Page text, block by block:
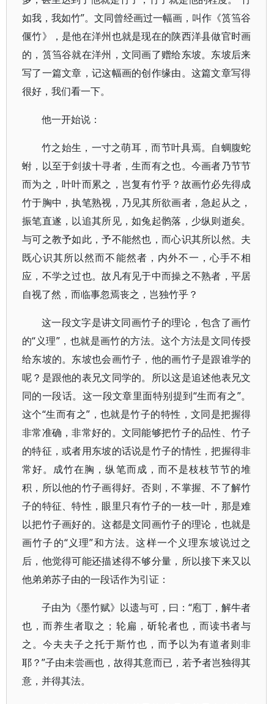
如我，我如竹”。文同曾经画过一幅画，叫作《筼筜谷
偃竹》，是他在洋州也就是现在的陕西洋县做官时画
的，筼筜谷就在洋州，文同画了赠给东坡。东坡后来
写了一篇文章，记这幅画的创作缘由。这篇文章写得
很好，我们看一下。
他一开始说：
竹之始生，一寸之萌耳，而节叶具焉。自蜩腹蛇
蚹，以至于剑拔十寻者，生而有之也。今画者乃节节
而为之，叶叶而累之，岂复有竹乎？故画竹必先得成
竹于胸中，执笔熟视，乃见其所欲画者，急起从之，
振笔直遂，以追其所见，如兔起鹘落，少纵则逝矣。
与可之教予如此，予不能然也，而心识其所以然。夫
既心识其所以然而不能然者，内外不一，心手不相
应，不学之过也。故凡有见于中而操之不熟者，平居
自视了然，而临事忽焉丧之，岂独竹乎？
这一段文字是讲文同画竹子的理论，包含了画竹
的“义理”，也就是画竹的方法。这个方法是文同传授
给东坡的。东坡也会画竹子，他的画竹子是跟谁学的
呢？是跟他的表兄文同学的。所以这是追述他表兄文
同的一段话。这一段文章里面特别提到“生而有之”。
这个“生而有之”，也就是竹子的特性，文同是把握得
非常准确，非常好的。文同能够把竹子的品性、竹子
的特征，或者用东坡的话说是竹子的情性，把握得非
常好。成竹在胸，纵笔而成，而不是枝枝节节的堆
积，所以他的竹子画得好。否则，不掌握、不了解竹
子的特征、特性，眼里只有竹子的一枝一叶，那是难
以把竹子画好的。这都是文同画竹子的理论，也就是
画竹子的“义理”和方法。这样一个义理东坡说过之
后，他觉得可能还描述得不够分量，所以接下来又以
他弟弟苏子由的一段话作为引证：
子由为《墨竹赋》以遗与可，曰：“庖丁，解牛者
也，而养生者取之；轮扁，斫轮者也，而读书者与
之。今夫夫子之托于斯竹也，而予以为有道者则非
耶？”子由未尝画也，故得其意而已，若予者岂独得其
意，并得其法。